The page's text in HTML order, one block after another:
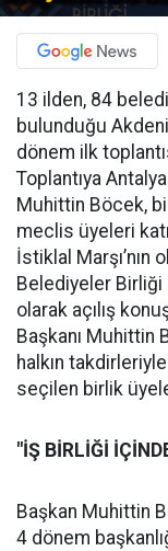
13 ilden, 84
bulunduğu
dönem ilk
Toplantıya
Muhittin Böcek,
meclis üyeleri
İstiklal Marşı’nın
Belediyeler Birliği
olarak açılış
Başkanı Muhittin
halkın
seçilen birlik
"İŞ BİRLİĞİ
Başkan Muhittin
4 dönem